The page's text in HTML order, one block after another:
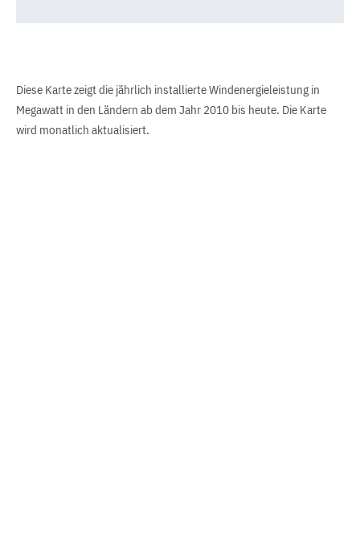
Diese Karte zeigt die jährlich installierte Windenergieleistung in
Megawatt in den Ländern ab dem Jahr 2010 bis heute. Die Karte
wird monatlich aktualisiert.